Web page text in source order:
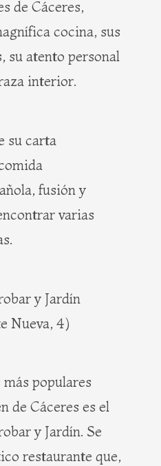
de Cáceres,
cocina, sus
su atento personal
interior.
su carta
fusión y
varias
y Jardín
Nueva, 4)
populares
de Cáceres es el
y Jardín. Se
restaurante que,